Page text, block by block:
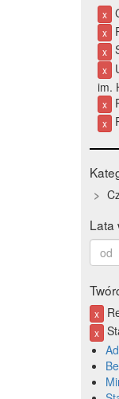
x
x
x
x
im.
x
x
Lata
Od
roku
x
x